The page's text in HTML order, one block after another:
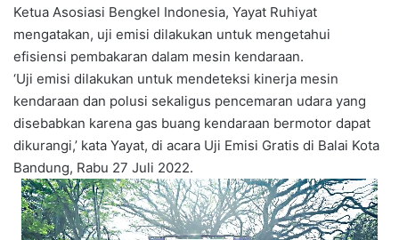
Ketua Asosiasi Bengkel Indonesia, Yayat Ruhiyat
mengatakan, uji emisi dilakukan untuk mengetahui
efisiensi pembakaran dalam mesin kendaraan.
‘Uji emisi dilakukan untuk mendeteksi kinerja mesin
kendaraan dan polusi sekaligus pencemaran udara yang
disebabkan karena gas buang kendaraan bermotor dapat
dikurangi,’ kata Yayat, di acara Uji Emisi Gratis di Balai Kota
Bandung, Rabu 27 Juli 2022.